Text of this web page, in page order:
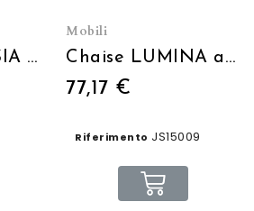
Chaise FANTASIA gris bleu
Mobili
Chaise LUMINA anthracite
77,17 €
Riferimento JS15009